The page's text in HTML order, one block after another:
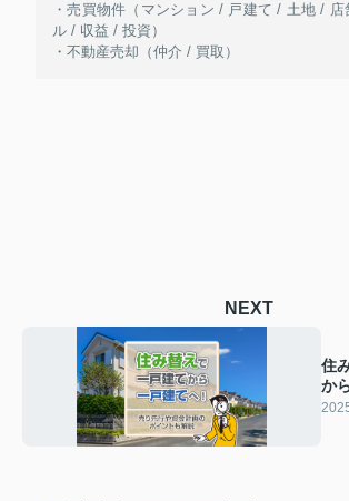
・売買物件（マンション / 戸建て / 土地 /
ル / 収益 / 投資）
・不動産売却（仲介 / 買取）
NEXT
住
か
り